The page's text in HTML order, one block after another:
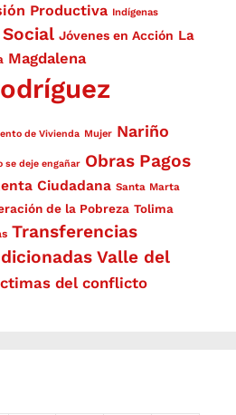
Productiva Indígenas
Jóvenes en Acción La
Magdalena
de Vivienda Mujer Nariño
se deje engañar Obras Pagos
Ciudadana Santa Marta
de la Pobreza Tolima
Transferencias
Valle del
del conflicto